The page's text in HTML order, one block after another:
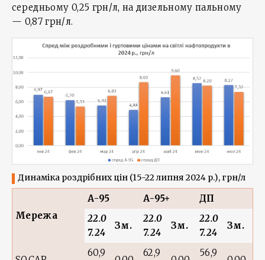
середньому 0,25 грн/л, на дизельному пальному
— 0,87 грн/л.
Динаміка роздрібних цін (15-22 липня 2024 р.), грн/л
Мережа
А-95 А-95+
ДП
22.0
7.24
Зм.
22.0
7.24
Зм.
22.0
7.24
Зм.
60,9
62,9
56,9